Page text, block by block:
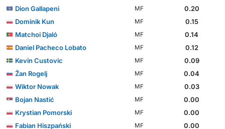
Dion Gallapeni
MF
0.20
Dominik Kun
MF
0.15
Matchoi Djaló
MF
0.14
Daniel Pacheco Lobato
MF
0.12
Kevin Custovic
MF
0.09
Žan Rogelj
MF
0.04
Wiktor Nowak
MF
0.03
Bojan Nastić
MF
0.00
Krystian Pomorski
MF
0.00
Fabian Hiszpański
MF
0.00